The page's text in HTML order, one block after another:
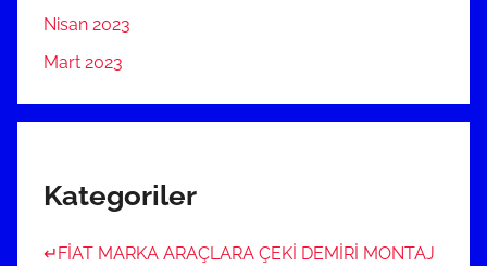
Nisan 2023
Mart 2023
Kategoriler
↵FİAT MARKA ARAÇLARA ÇEKİ DEMİRİ MONTAJ